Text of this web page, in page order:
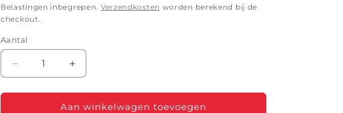
prijs
Belastingen inbegrepen. Verzendkosten worden berekend bij de
checkout.
Aantal
Aantal
verlagen
voor
Aantal
verhogen
voor
SEIKO
Aan winkelwagen toevoegen